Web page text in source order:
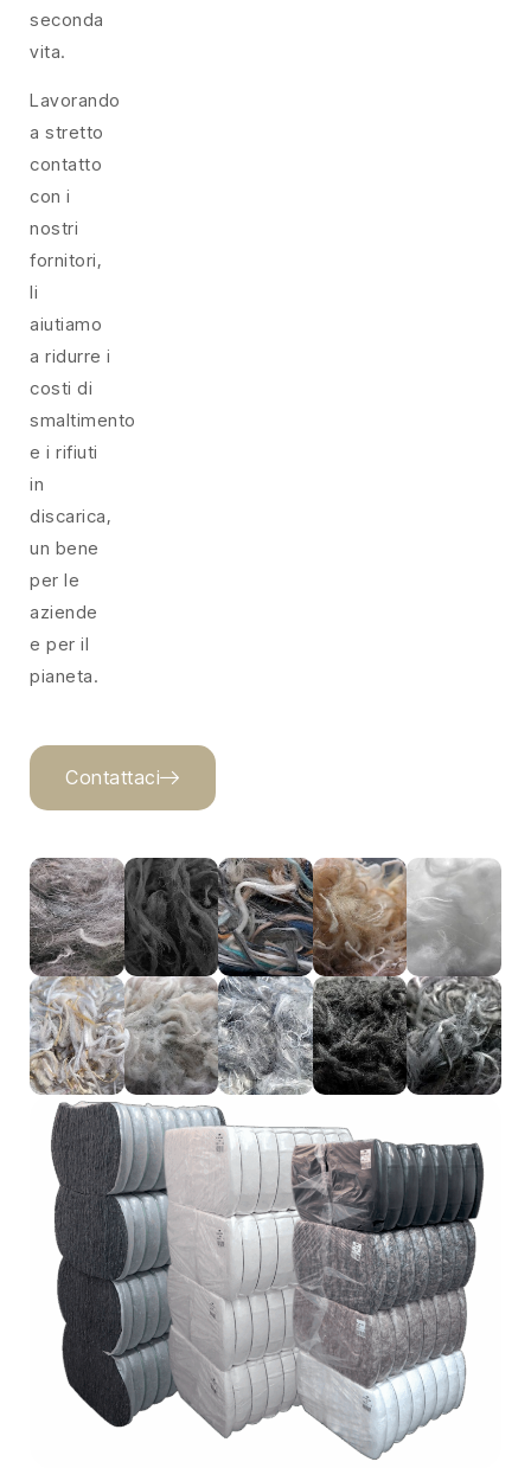
seconda
vita.
Lavorando
a stretto
contatto
con i
nostri
fornitori,
li
aiutiamo
a ridurre i
costi di
smaltimento
e i rifiuti
in
discarica,
un bene
per le
aziende
e per il
pianeta.
Contattaci